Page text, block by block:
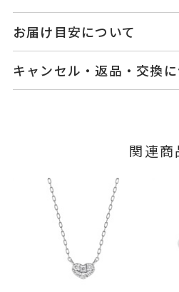
品番
素材
Pt950
/Pt850
石
ダイヤモン
チェーン
m
トップ 縦
mm 厚さ：
※チェーン部
カテゴリー
お届け目安について
せ。
ご注文およびご入金確認
■お届け目安が「3営業日以
例：金曜日17時までのご
発送いたします。
■お届け目安が「約1ヶ月
ご注文いただいてから在
キャンセル・返品・交換
ージの購入履歴一覧よりご
ご注文状況が「注文済み
ンセルを承ります。
メンバーシップ未登録の
わせフォームよりご連絡く
返品・交換以下の場合、商
関連商